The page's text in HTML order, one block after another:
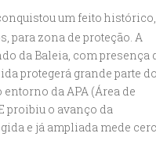
um feito histórico,
para zona de proteção. A
da Baleia, com presença
protegerá grande parte
da APA (Área de
proibiu o avanço da
e já ampliada mede